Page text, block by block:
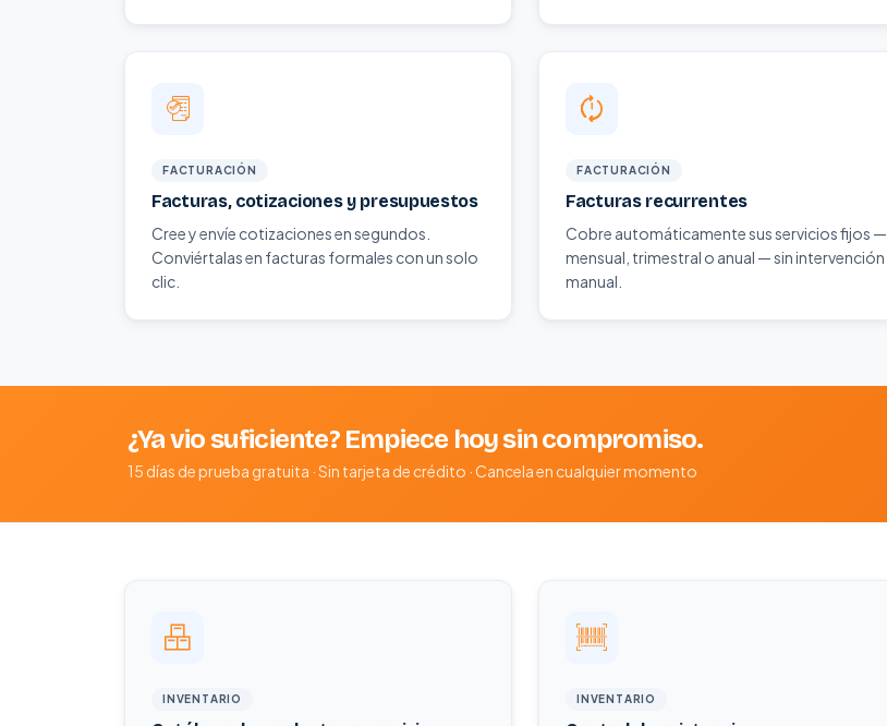
FACTURACIÓN
Facturas, cotizaciones y presupuestos
Cree y envíe cotizaciones en segundos.
Conviértalas en facturas formales con un solo
clic.
FACTURACIÓN
Facturas recurrentes
Cobre automáticamente sus servicios fijos —
mensual, trimestral o anual — sin intervención
manual.
¿Ya vio suficiente? Empiece hoy sin compromiso.
15 días de prueba gratuita · Sin tarjeta de crédito · Cancela en cualquier momento
INVENTARIO INVENTARIO